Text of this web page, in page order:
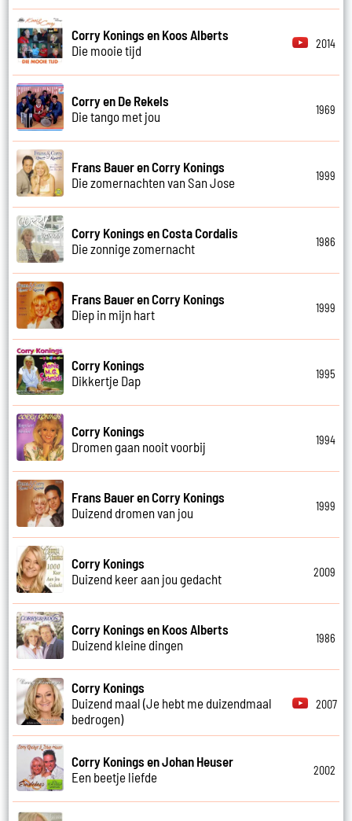
Corry Konings en Koos Alberts
Die mooie tijd
2014
Corry en De Rekels
Die tango met jou
1969
Frans Bauer en Corry Konings
Die zomernachten van San Jose
1999
Corry Konings en Costa Cordalis
Die zonnige zomernacht
1986
Frans Bauer en Corry Konings
Diep in mijn hart
1999
Corry Konings
Dikkertje Dap
1995
Corry Konings
Dromen gaan nooit voorbij
1994
Frans Bauer en Corry Konings
Duizend dromen van jou
1999
Corry Konings
Duizend keer aan jou gedacht
2009
Corry Konings en Koos Alberts
Duizend kleine dingen
1986
Corry Konings
Duizend maal (Je hebt me duizendmaal
bedrogen)
2007
Corry Konings en Johan Heuser
Een beetje liefde
2002